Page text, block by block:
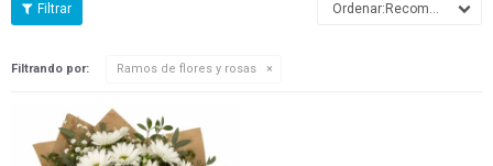
Recomendados
Filtrando por: Ramos de flores y rosas